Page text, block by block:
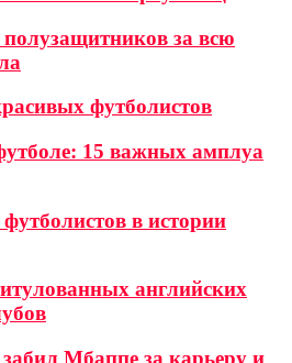
за всю
футболистов
15 важных амплуа
в истории
английских
Мбаппе за карьеру и